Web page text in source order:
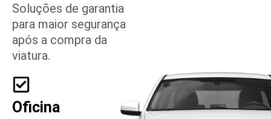
Soluções de garantia
para maior segurança
após a compra da
viatura.
Oficina